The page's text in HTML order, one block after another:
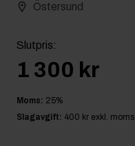
Östersund
Slutpris:
1 300 kr
Moms: 25%
Slagavgift: 400 kr exkl. moms